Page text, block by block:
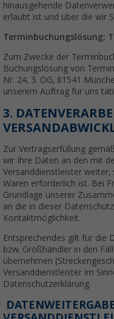
hinausgehende
erlaubt ist und über die wir
Terminbuchungslösung:
Zum Zwecke der
Buchungslösung von
Nr. 24, 3. OG, 81541
unserem Auftrag für uns
3.
Zur Vertragserfüllung
wir Ihre Daten an den mit
Versanddienstleister
Waren erforderlich ist. Bei
Grundlage unserer
an die in dieser
Kontaktmöglichkeit.
Entsprechendes gilt für die
bzw. Großhändler in den
übernehmen
Versanddienstleister im
Datenschutzerklärung.